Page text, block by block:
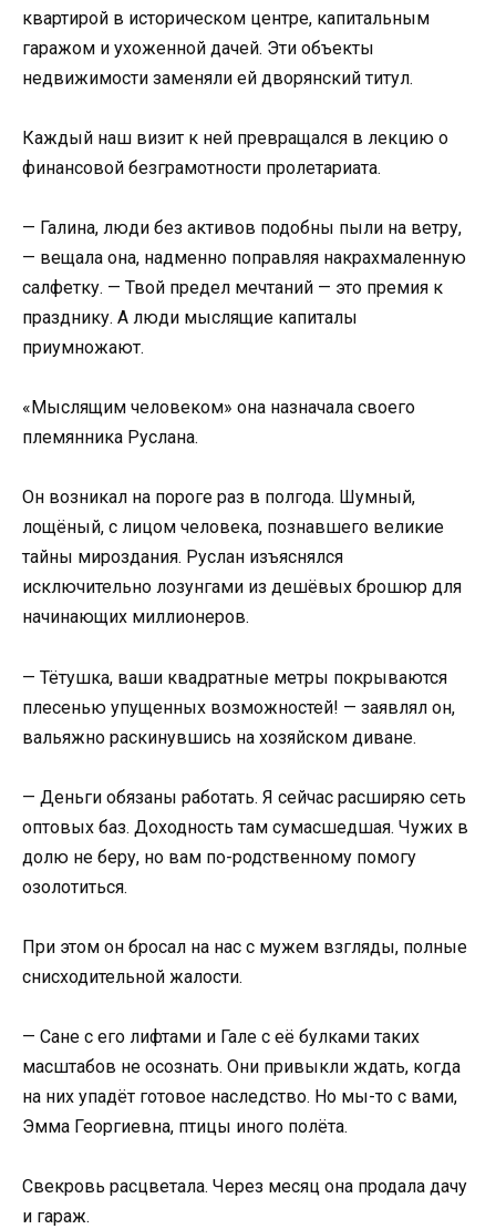
квартирой в историческом центре, капитальным
гаражом и ухоженной дачей. Эти объекты
недвижимости заменяли ей дворянский титул.
Каждый наш визит к ней превращался в лекцию о
финансовой безграмотности пролетариата.
— Галина, люди без активов подобны пыли на ветру,
— вещала она, надменно поправляя накрахмаленную
салфетку. — Твой предел мечтаний — это премия к
празднику. А люди мыслящие капиталы
приумножают.
«Мыслящим человеком» она назначала своего
племянника Руслана.
Он возникал на пороге раз в полгода. Шумный,
лощёный, с лицом человека, познавшего великие
тайны мироздания. Руслан изъяснялся
исключительно лозунгами из дешёвых брошюр для
начинающих миллионеров.
— Тётушка, ваши квадратные метры покрываются
плесенью упущенных возможностей! — заявлял он,
вальяжно раскинувшись на хозяйском диване.
— Деньги обязаны работать. Я сейчас расширяю сеть
оптовых баз. Доходность там сумасшедшая. Чужих в
долю не беру, но вам по-родственному помогу
озолотиться.
При этом он бросал на нас с мужем взгляды, полные
снисходительной жалости.
— Сане с его лифтами и Гале с её булками таких
масштабов не осознать. Они привыкли ждать, когда
на них упадёт готовое наследство. Но мы-то с вами,
Эмма Георгиевна, птицы иного полёта.
Свекровь расцветала. Через месяц она продала дачу
и гараж.